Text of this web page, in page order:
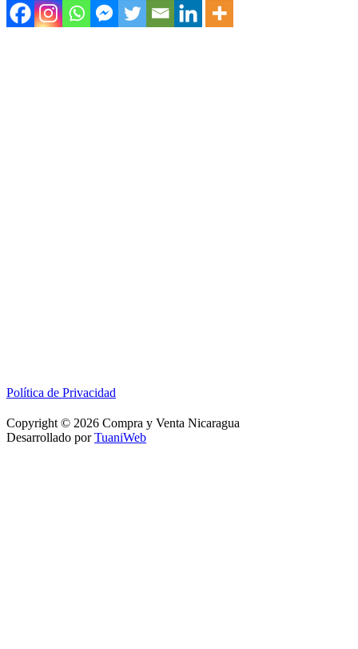
Política de Privacidad
Copyright © 2026 Compra y Venta Nicaragua
Desarrollado porTuaniWeb